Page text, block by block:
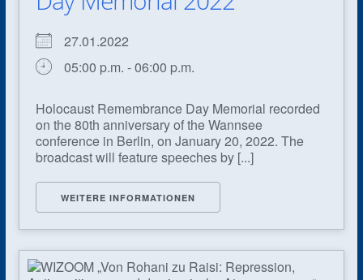
27.01.2022
05:00 p.m. - 06:00 p.m.
Holocaust Remembrance Day Memorial recorded
on the 80th anniversary of the Wannsee
conference in Berlin, on January 20, 2022. The
broadcast will feature speeches by [...]
WEITERE INFORMATIONEN